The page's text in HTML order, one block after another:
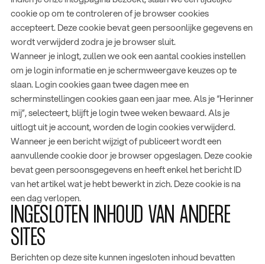
cookie op om te controleren of je browser cookies
accepteert. Deze cookie bevat geen persoonlijke gegevens en
wordt verwijderd zodra je je browser sluit.
Wanneer je inlogt, zullen we ook een aantal cookies instellen
om je login informatie en je schermweergave keuzes op te
slaan. Login cookies gaan twee dagen mee en
scherminstellingen cookies gaan een jaar mee. Als je “Herinner
mij”, selecteert, blijft je login twee weken bewaard. Als je
uitlogt uit je account, worden de login cookies verwijderd.
Wanneer je een bericht wijzigt of publiceert wordt een
aanvullende cookie door je browser opgeslagen. Deze cookie
bevat geen persoonsgegevens en heeft enkel het bericht ID
van het artikel wat je hebt bewerkt in zich. Deze cookie is na
een dag verlopen.
INGESLOTEN INHOUD VAN ANDERE
SITES
Berichten op deze site kunnen ingesloten inhoud bevatten